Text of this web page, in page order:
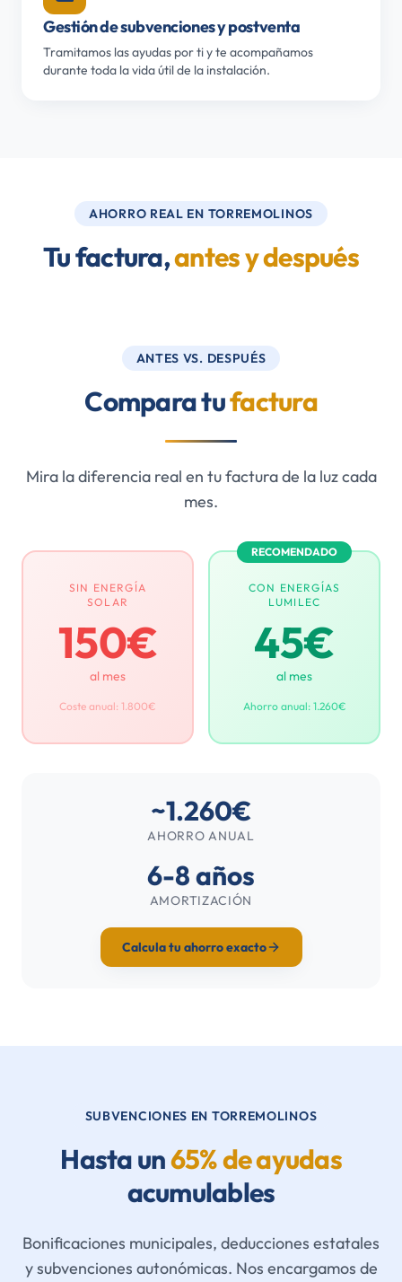
Gestión de subvenciones y postventa
Tramitamos las ayudas por ti y te acompañamos
durante toda la vida útil de la instalación.
AHORRO REAL EN TORREMOLINOS
Tu factura,antes y después
ANTES VS. DESPUÉS
Compara tufactura
Mira la diferencia real en tu factura de la luz cada
mes.
SIN ENERGÍA
SOLAR
150€
al mes
Coste anual: 1.800€
RECOMENDADO
CON ENERGÍAS
LUMILEC
45€
al mes
Ahorro anual: 1.260€
~1.260€
AHORRO ANUAL
6-8 años
AMORTIZACIÓN
Calcula tu ahorro exacto
SUBVENCIONES EN TORREMOLINOS
Hasta un65% de ayudas
acumulables
Bonificaciones municipales, deducciones estatales
y subvenciones autonómicas. Nos encargamos de